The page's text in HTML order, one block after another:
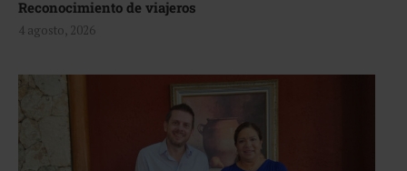
Reconocimiento de viajeros
4 agosto, 2026